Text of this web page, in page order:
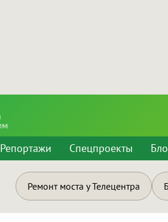
Репортажи Спецпроекты
Ремонт моста у Телецентра